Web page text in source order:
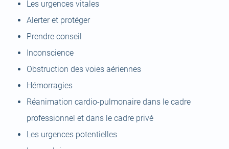
Les urgences vitales
Alerter et protéger
Prendre conseil
Inconscience
Obstruction des voies aériennes
Hémorragies
Réanimation cardio-pulmonaire dans le cadre
professionnel et dans le cadre privé
Les urgences potentielles